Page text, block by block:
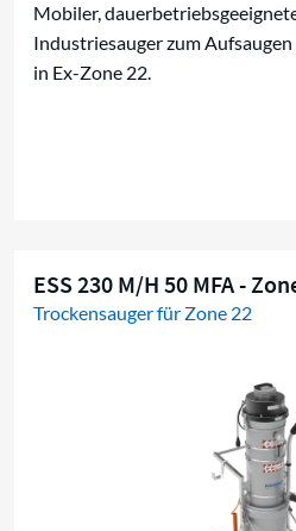
Mobiler,
Industriesauger zum
in Ex-Zone 22.
ESS 230 M/H 50 MFA -
Trockensauger für Zone 22